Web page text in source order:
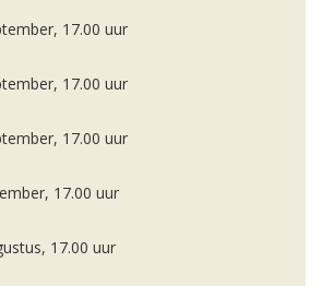
17.00 uur
17.00 uur
17.00 uur
17.00 uur
17.00 uur